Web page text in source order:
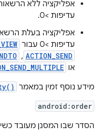
אפליקציה ללא
עדיפות >0.
אפליקציה בעלת
עדיפות >0 עבור
ACTION_SEND
,‏
או
מידע נוסף זמין במאמר
android:order
הסדר שבו המסנן מעובד